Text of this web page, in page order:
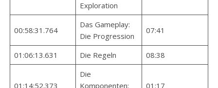
Exploration
00:58:31.764
Das Gameplay:
Die Progression
07:41
01:06:13.631 Die Regeln 08:38
01:14:52.373
Die
Komponenten:
01:17